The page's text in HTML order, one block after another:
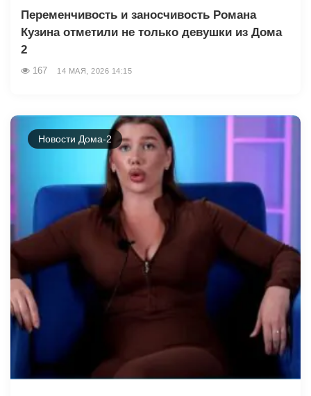
Переменчивость и заносчивость Романа
Кузина отметили не только девушки из Дома
2
167 14 МАЯ, 2026 14:15
Новости Дома-2